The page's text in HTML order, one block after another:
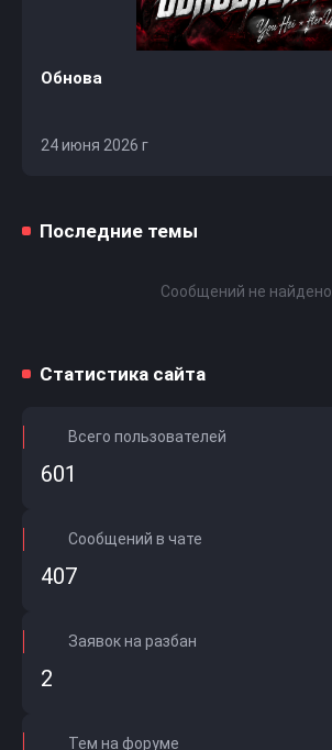
Обнова
24 июня 2026 г
Последние темы
Сообщений не найдено
Статистика сайта
Всего пользователей
601
Сообщений в чате
407
Заявок на разбан
2
Тем на форуме